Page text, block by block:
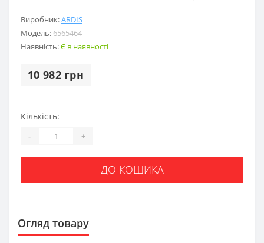
Виробник:ARDIS
Модель: 6565464
Наявність:Є в наявності
10 982 грн
Кількість:
- +
ДО КОШИКА
Огляд товару